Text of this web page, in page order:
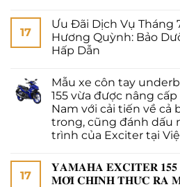
17
Ưu Đãi Dịch Vụ Tháng
Hương Quỳnh: Bảo
Hấp Dẫn
Mẫu xe côn tay
155 vừa được nâng
Nam với cải tiến về cả
trong, cũng đánh dấu
trình của Exciter tại
17
𝐘𝐀𝐌𝐀𝐇𝐀 𝐄𝐗𝐂𝐈𝐓𝐄𝐑
𝐌𝐎̛́𝐈 𝐂𝐇𝐈́𝐍𝐇 𝐓𝐇𝐔̛́𝐂 𝐑𝐀